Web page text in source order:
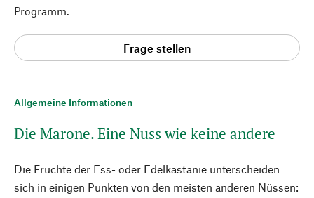
Allgemeine Informationen
Die Marone. Eine Nuss wie keine andere
Die Früchte der Ess- oder Edelkastanie unterscheiden
sich in einigen Punkten von den meisten anderen Nüssen:
Programm.
Frage stellen